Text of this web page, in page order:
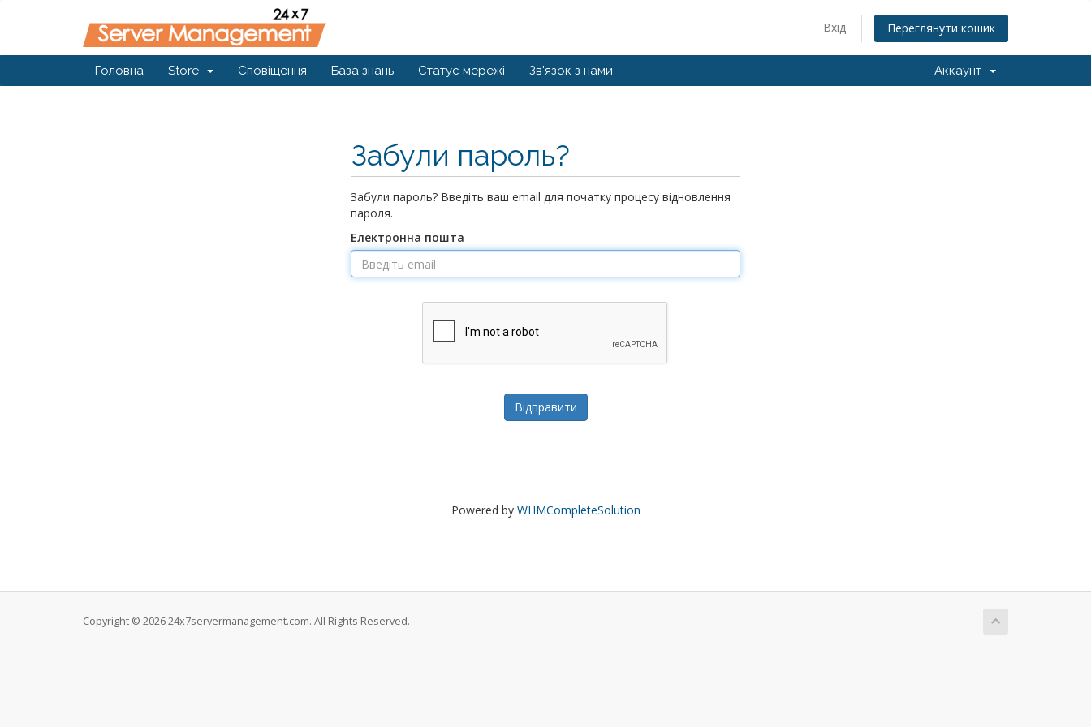
Вхід Переглянути кошик
Головна Store Сповіщення База знань Статус мережі Зв'язок з нами Аккаунт
Забули пароль?
Забули пароль? Введіть ваш email для початку процесу відновлення
пароля.
Електронна пошта
Відправити
Powered by WHMCompleteSolution
Copyright © 2026 24x7servermanagement.com. All Rights Reserved.